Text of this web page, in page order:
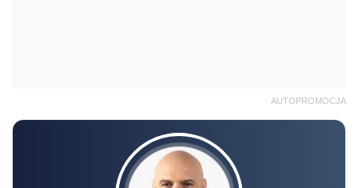
AUTOPROMOCJA